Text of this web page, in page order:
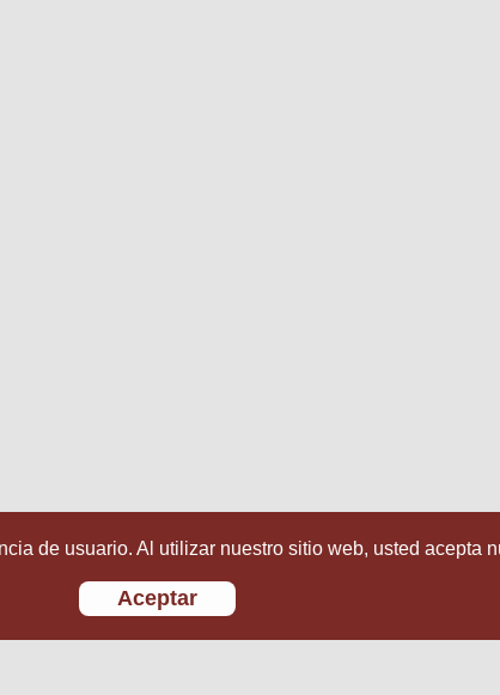
de usuario. Al utilizar nuestro sitio web, usted acepta
Aceptar